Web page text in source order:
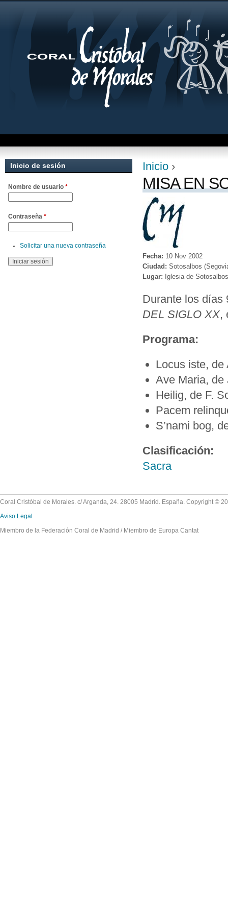
Se encuentra
Inicio ›
MISA EN
Fecha: 10 Nov 2002
Ciudad: Sotosalbos
Lugar: Iglesia de Sotosalbos
Durante los días
DEL SIGLO XX,
Programa:
Locus iste, de
Ave Maria, de
Heilig, de F.
Pacem
S’nami bog,
Clasificación:
Sacra
Inicio de sesión
Nombre de usuario *
Contraseña *
Solicitar una nueva contraseña
Coral Cristóbal de Morales. c/ Arganda, 24. 28005 Madrid. España. Copyright ©
Aviso Legal
Miembro de la Federación Coral de Madrid / Miembro de Europa Cantat